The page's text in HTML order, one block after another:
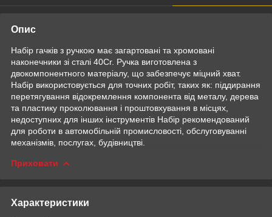
Опис
Набір гачків з ручкою має загартовані та хромовані
наконечники зі сталі 40Cr. Ручка виготовлена з
двокомпонентного матеріалу, що забезпечує міцний хват.
Набір використовується для точних робіт, таких як: піддирання
перетягування відокремлення компонента від металу, дерева
та пластику проколювання і проштовхування в місцях,
недоступних для інших інструментів Набір рекомендований
для роботи в автомобільній промисловості, обслуговуванні
механізмів, послугах, будівництві.
Приховати
Характеристики